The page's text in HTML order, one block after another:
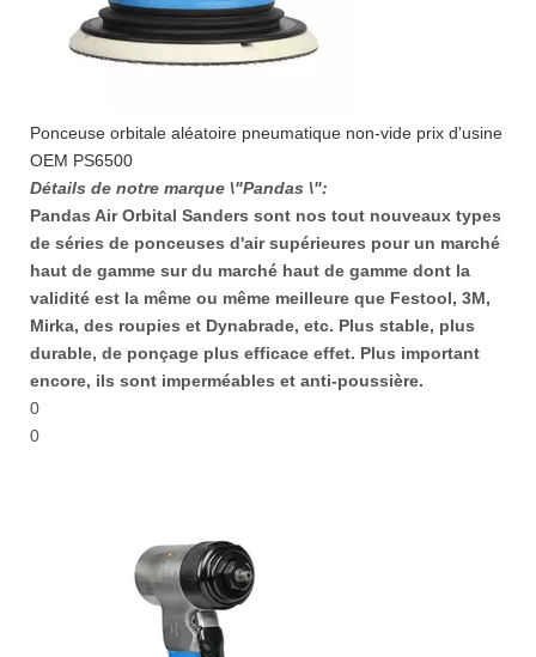
Ponceuse orbitale aléatoire pneumatique non-vide prix d'usine
OEM PS6500
Détails de notre marque \"Pandas \":
Pandas Air Orbital Sanders sont nos tout nouveaux types
de séries de ponceuses d'air supérieures pour un marché
haut de gamme sur du marché haut de gamme dont la
validité est la même ou même meilleure que Festool, 3M,
Mirka, des roupies et Dynabrade, etc. Plus stable, plus
durable, de ponçage plus efficace effet. Plus important
encore, ils sont imperméables et anti-poussière.
0
0